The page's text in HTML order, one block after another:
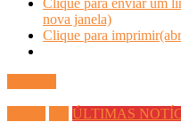
nova janela)
Clique para
ÚLTIMAS